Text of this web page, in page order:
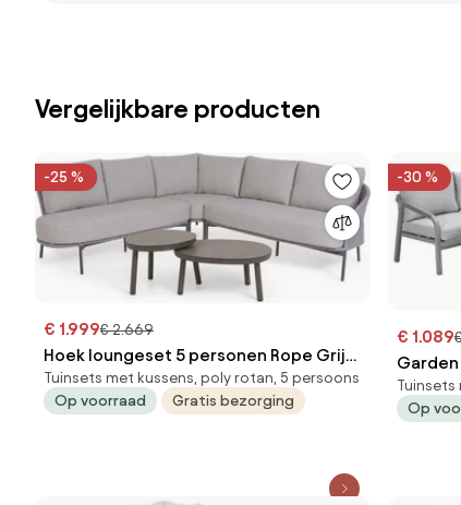
Vergelijkbare producten
-25 %
€ 1.999€ 2.669
Hoek loungeset 5 personen Rope Grijs
4 Seasons Outdoor Florence/Livo
Tuinsets met kussens, poly rotan, 5 persoons
Op voorraad
Gratis bezorging
-30 %
€ 1.089
dining
Tuinsets
Op